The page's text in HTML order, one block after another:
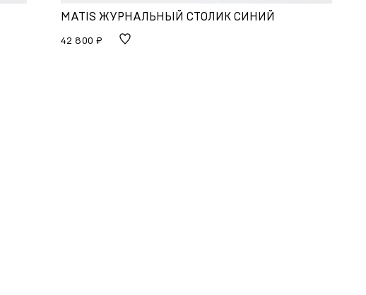
MATIS ЖУРНАЛЬНЫЙ СТОЛИК СИНИЙ
42 800 ₽